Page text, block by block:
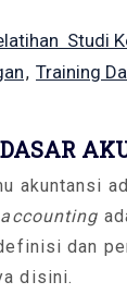
Studi
, Training
akuntansi
accounting
dan
disini.